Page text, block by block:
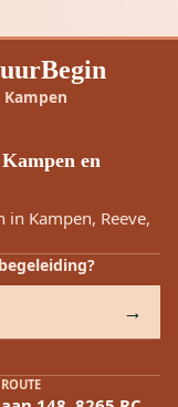
en
Kampen, Reeve,